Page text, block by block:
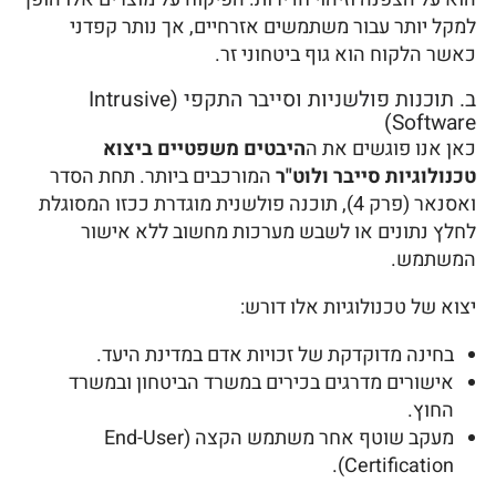
למקל יותר עבור משתמשים אזרחיים, אך נותר קפדני
כאשר הלקוח הוא גוף ביטחוני זר.
ב. תוכנות פולשניות וסייבר התקפי (Intrusive
Software)
כאן אנו פוגשים את ההיבטים משפטיים ביצוא
טכנולוגיות סייבר ולוט"רהמורכבים ביותר. תחת הסדר
ואסנאר (פרק 4), תוכנה פולשנית מוגדרת ככזו המסוגלת
לחלץ נתונים או לשבש מערכות מחשוב ללא אישור
המשתמש.
יצוא של טכנולוגיות אלו דורש:
בחינה מדוקדקת של זכויות אדם במדינת היעד.
אישורים מדרגים בכירים במשרד הביטחון ובמשרד
החוץ.
מעקב שוטף אחר משתמש הקצה (End-User
Certification).